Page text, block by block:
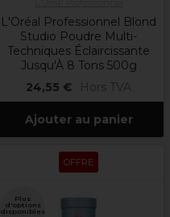
L'Oréal Professionnel Blond
Studio Poudre Multi-
Techniques Éclaircissante
Jusqu'À 8 Tons 500g
24,55 €
Hors TVA
Ajouter au panier
OFFRE
Plus
d'options
disponibles